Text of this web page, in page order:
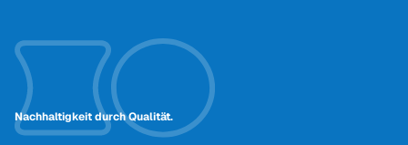
Nachhaltigkeit durch Qualität.